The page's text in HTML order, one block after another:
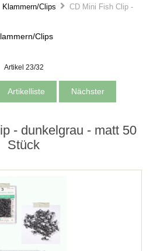
Klammern/Clips
CD Mini Fish Clip -
Clips
Artikel 23/32
Artikelliste Nächster
- dunkelgrau - matt 50
Stück